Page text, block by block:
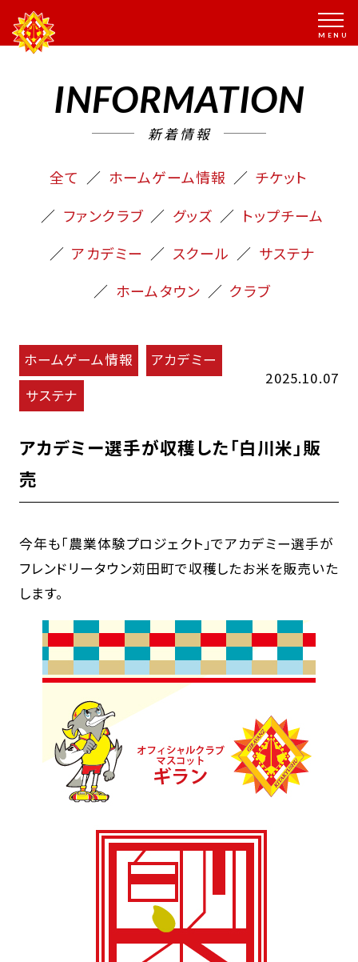
INFORMATION
新着情報
全て ホームゲーム情報
チケット
ファンクラブ
グッズ
トップチーム
アカデミー
スクール
サステナ
ホームタウン
クラブ
ホームゲーム情報
アカデミー
サステナ
2025.10.07
アカデミー選手が収穫した「白川米」販
売
今年も「農業体験プロジェクト」でアカデミー選手が
フレンドリータウン苅田町で収穫したお米を販売いた
します。